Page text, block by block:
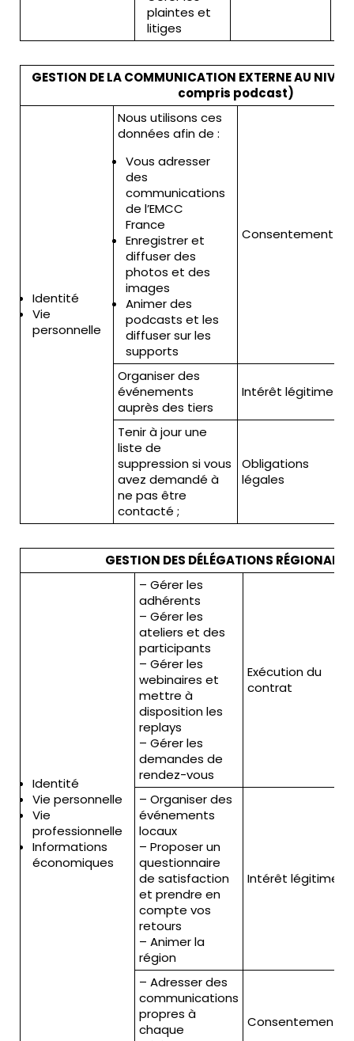
plaintes et
litiges
GESTION DE LA COMMUNICATION EXTERNE AU
compris podcast)
Identité
Vie
personnelle
Nous utilisons ces
données afin de :
Vous adresser
des
communications
de l’EMCC
France
Enregistrer et
diffuser des
photos et des
images
Animer des
podcasts et les
diffuser sur les
supports
Consentement
Organiser des
événements
auprès des tiers
Intérêt légitime
Tenir à jour une
liste de
suppression si vous
avez demandé à
ne pas être
contacté ;
Obligations
légales
GESTION DES DÉLÉGATIONS RÉGIONALES
Identité
Vie personnelle
Vie
professionnelle
Informations
économiques
– Gérer les
adhérents
– Gérer les
ateliers et des
participants
– Gérer les
webinaires et
mettre à
disposition les
replays
– Gérer les
demandes de
rendez-vous
Exécution du
contrat
– Organiser des
événements
locaux
– Proposer un
questionnaire
de satisfaction
et prendre en
compte vos
retours
– Animer la
région
Intérêt légitime
– Adresser des
communications
propres à
chaque
Consentement